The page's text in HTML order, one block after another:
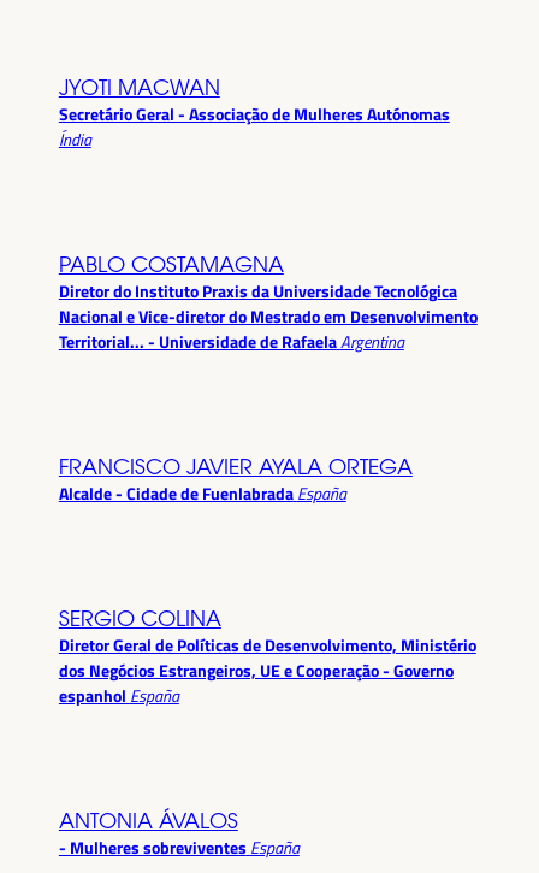
JYOTI MACWAN
Secretário Geral - Associação de Mulheres Autónomas
Índia
PABLO COSTAMAGNA
Diretor do Instituto Praxis da Universidade Tecnológica
Nacional e Vice-diretor do Mestrado em Desenvolvimento
Territorial... - Universidade de RafaelaArgentina
FRANCISCO JAVIER AYALA ORTEGA
Alcalde - Cidade de Fuenlabrada España
SERGIO COLINA
Diretor Geral de Políticas de Desenvolvimento, Ministério
dos Negócios Estrangeiros, UE e Cooperação - Governo
espanhol España
ANTONIA ÁVALOS
- Mulheres sobreviventes España